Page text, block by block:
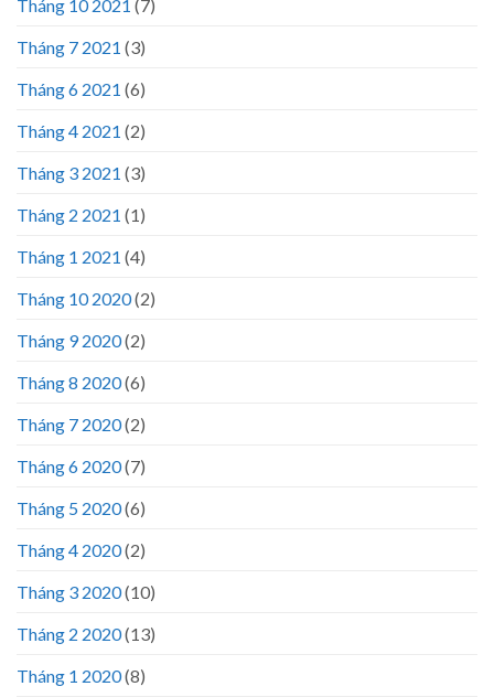
Tháng 10 2021 (7)
Tháng 7 2021 (3)
Tháng 6 2021 (6)
Tháng 4 2021 (2)
Tháng 3 2021 (3)
Tháng 2 2021 (1)
Tháng 1 2021 (4)
Tháng 10 2020(2)
Tháng 9 2020(2)
Tháng 8 2020(6)
Tháng 7 2020(2)
Tháng 6 2020(7)
Tháng 5 2020(6)
Tháng 4 2020(2)
Tháng 3 2020(10)
Tháng 2 2020(13)
Tháng 1 2020(8)